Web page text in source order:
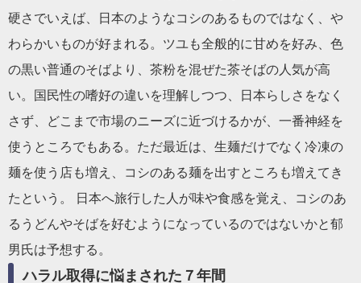
硬さでいえば、日本のようなコシのあるものではなく、や
わらかいものが好まれる。ツユも全般的に甘めを好み、色
の黒い普通のそばより、茶粉を混ぜた茶そばの人気が高
い。国民性の嗜好の違いを理解しつつ、日本らしさをなく
さず、どこまで市場のニーズに近づけるかが、一番神経を
使うところでもある。ただ最近は、生麺だけでなく冷凍の
麺を使う店も増え、コシのある麺を出すところも増えてき
たという。 日本へ旅行した人が味や食感を覚え、コシのあ
るうどんやそばを好むようになっているのではないかと郁
男氏は予想する。
ハラル取得に悩まされた７年間